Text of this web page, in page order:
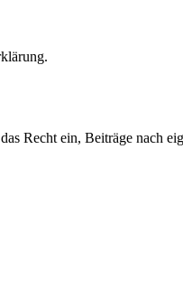
Recht ein, Beiträge nach